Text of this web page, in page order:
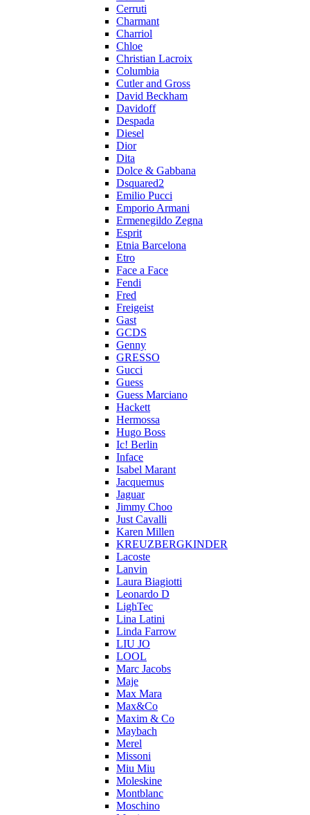
Cerruti
Charmant
Charriol
Chloe
Christian Lacroix
Columbia
Cutler and Gross
David Beckham
Davidoff
Despada
Diesel
Dior
Dita
Dolce & Gabbana
Dsquared2
Emilio Pucci
Emporio Armani
Ermenegildo Zegna
Esprit
Etnia Barcelona
Etro
Face a Face
Fendi
Fred
Freigeist
Gast
GCDS
Genny
GRESSO
Gucci
Guess
Guess Marciano
Hackett
Hermossa
Hugo Boss
Ic! Berlin
Inface
Isabel Marant
Jacquemus
Jaguar
Jimmy Choo
Just Cavalli
Karen Millen
KREUZBERGKINDER
Lacoste
Lanvin
Laura Biagiotti
Leonardo D
LighTec
Lina Latini
Linda Farrow
LIU JO
LOOL
Marc Jacobs
Maje
Max Mara
Max&Co
Maxim & Co
Maybach
Merel
Missoni
Miu Miu
Moleskine
Montblanc
Moschino